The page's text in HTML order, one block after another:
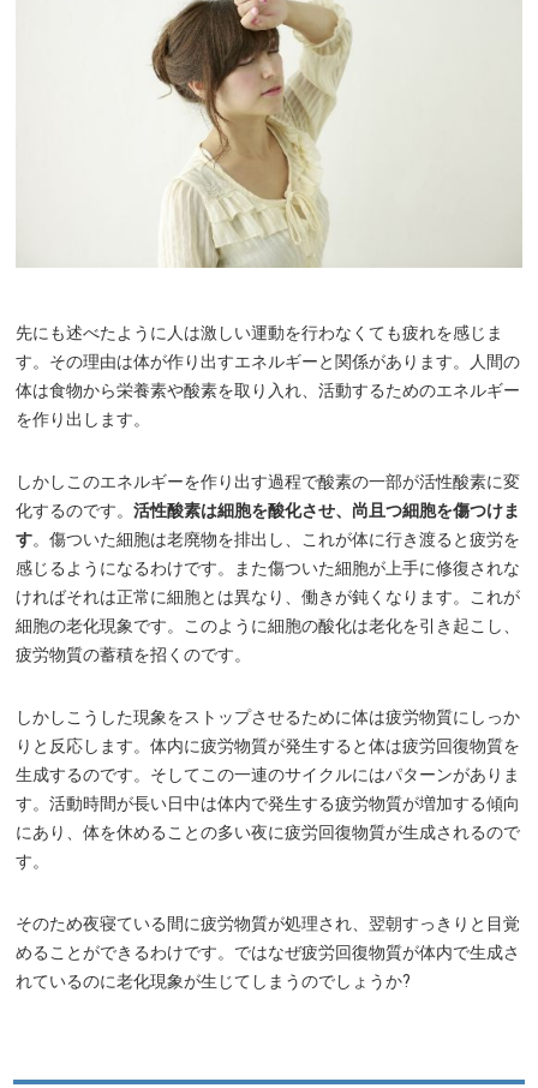
先にも述べたように人は激しい運動を行わなくても疲れを感じま
す。その理由は体が作り出すエネルギーと関係があります。人間の
体は食物から栄養素や酸素を取り入れ、活動するためのエネルギー
を作り出します。
しかしこのエネルギーを作り出す過程で酸素の一部が活性酸素に変
化するのです。 活性酸素は細胞を酸化させ、尚且つ細胞を傷つけま
す。傷ついた細胞は老廃物を排出し、これが体に行き渡ると疲労を
感じるようになるわけです。また傷ついた細胞が上手に修復されな
ければそれは正常に細胞とは異なり、働きが鈍くなります。これが
細胞の老化現象です。このように細胞の酸化は老化を引き起こし、
疲労物質の蓄積を招くのです。
しかしこうした現象をストップさせるために体は疲労物質にしっか
りと反応します。体内に疲労物質が発生すると体は疲労回復物質を
生成するのです。そしてこの一連のサイクルにはパターンがありま
す。活動時間が長い日中は体内で発生する疲労物質が増加する傾向
にあり、体を休めることの多い夜に疲労回復物質が生成されるので
す。
そのため夜寝ている間に疲労物質が処理され、翌朝すっきりと目覚
めることができるわけです。ではなぜ疲労回復物質が体内で生成さ
れているのに老化現象が生じてしまうのでしょうか?